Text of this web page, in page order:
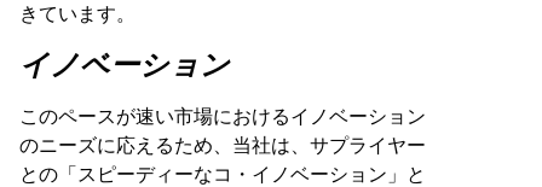
きています。
イノベーション
このペースが速い市場におけるイノベーション
のニーズに応えるため、当社は、サプライヤー
との「スピーディーなコ・イノベーション」と